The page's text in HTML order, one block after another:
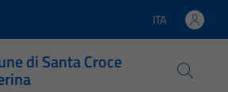
Lingua attiva:
ITA
di Santa Croce